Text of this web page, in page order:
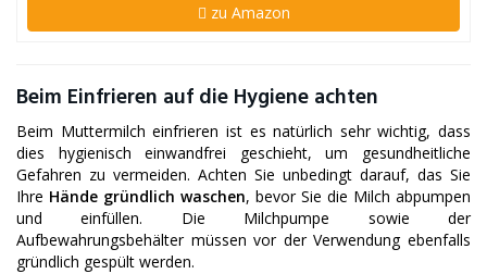
zu Amazon
Beim Einfrieren auf die Hygiene achten
Beim Muttermilch einfrieren ist es natürlich sehr wichtig, dass
dies hygienisch einwandfrei geschieht, um gesundheitliche
Gefahren zu vermeiden. Achten Sie unbedingt darauf, das Sie
Ihre Hände gründlich waschen, bevor Sie die Milch abpumpen
und einfüllen. Die Milchpumpe sowie der
Aufbewahrungsbehälter müssen vor der Verwendung ebenfalls
gründlich gespült werden.